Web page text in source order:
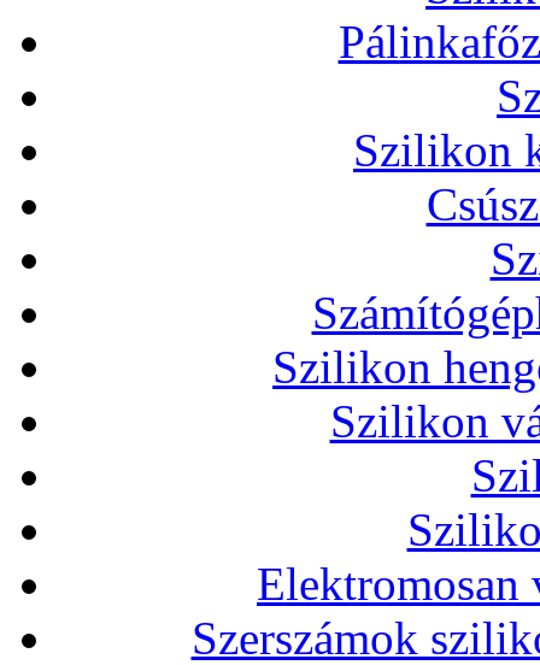
Szilikon
Szilikon
Szilikon
Elektromosan
Szerszámok